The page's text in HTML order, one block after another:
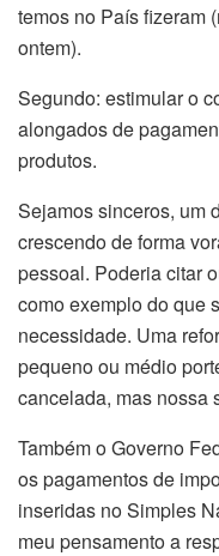
temos no País fizeram
ontem).
Segundo: estimular o
alongados de
produtos.
Sejamos sinceros, um
crescendo de forma
pessoal. Poderia citar
como exemplo do que
necessidade. Uma
pequeno ou médio
cancelada, mas nossa
Também o Governo
os pagamentos de
inseridas no Simples
meu pensamento a